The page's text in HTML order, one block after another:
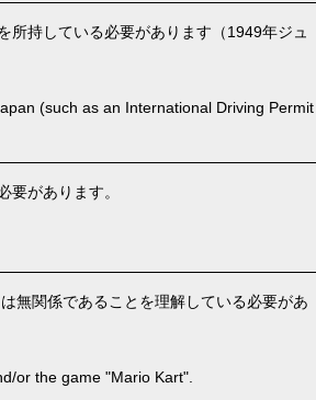
所持している必要があります（1949年ジュ
(such as an International Driving Permit
要があります。
無関係であることを理解している必要があ
or the game "Mario Kart".